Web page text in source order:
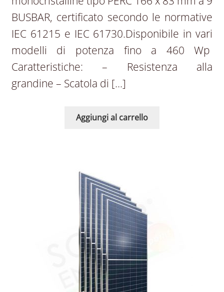
BUSBAR, certificato secondo le normative
IEC 61215 e IEC 61730.Disponibile in vari
modelli di potenza fino a 460 Wp
Caratteristiche: – Resistenza alla
grandine – Scatola di […]
Aggiungi al carrello